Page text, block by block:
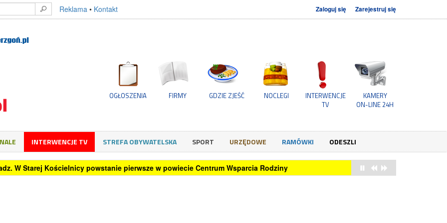
Reklama • Kontakt Zaloguj się Zarejestruj się
OGŁOSZENIA FIRMY GDZIE ZJEŚĆ NOCLEGI
INTERWENCJE
TV
KAMERY
ON-LINE 24H
INTERWENCJE TV STREFA OBYWATELSKA SPORT URZĘDOWE RAMÓWKI ODESZLI
W Starej Kościelnicy powstanie pierwsze w powiecie Centrum Wsparcia Rodziny